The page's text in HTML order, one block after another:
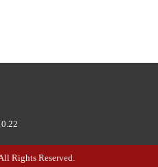
22
Rights Reserved.